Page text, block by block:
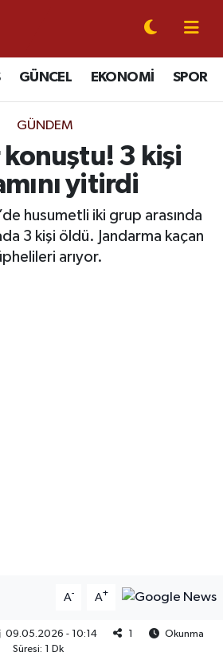
GÜNCEL EKONOMİ SPOR
GÜNDEM
konuştu! 3 kişi
yitirdi
husumetli iki grup arasında
3 kişi öldü. Jandarma kaçan
arıyor.
A- A+
09.05.2026 - 10:14 1
Okunma
Süresi: 1 Dk
Nöbetçi Eczaneler
Hava Durumu
Namaz Vakitleri
Trafik Yoğunluk Haritası
Durumu ve Fikstür